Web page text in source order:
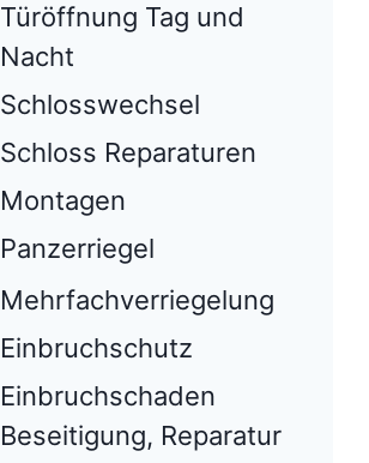
Türöffnung Tag und
Nacht
Schlosswechsel
Schloss Reparaturen
Montagen
Panzerriegel
Mehrfachverriegelung
Einbruchschutz
Einbruchschaden
Beseitigung, Reparatur